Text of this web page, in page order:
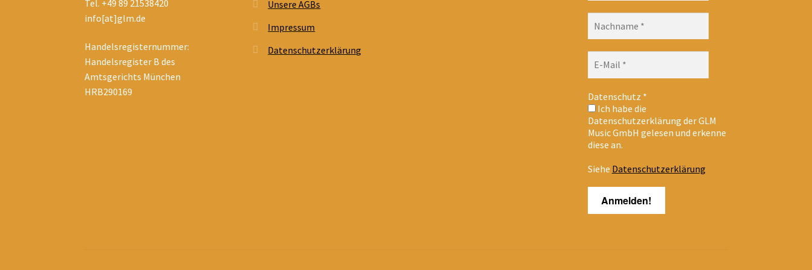
Tel. +49 89 21538420
info[at]glm.de
Handelsregisternummer:
Handelsregister B des
Amtsgerichts München
HRB290169
Unsere AGBs
Impressum
Datenschutzerklärung
Datenschutz *
Ich habe die
Datenschutzerklärung der GLM
Music GmbH gelesen und erkenne
diese an.
Siehe Datenschutzerklärung